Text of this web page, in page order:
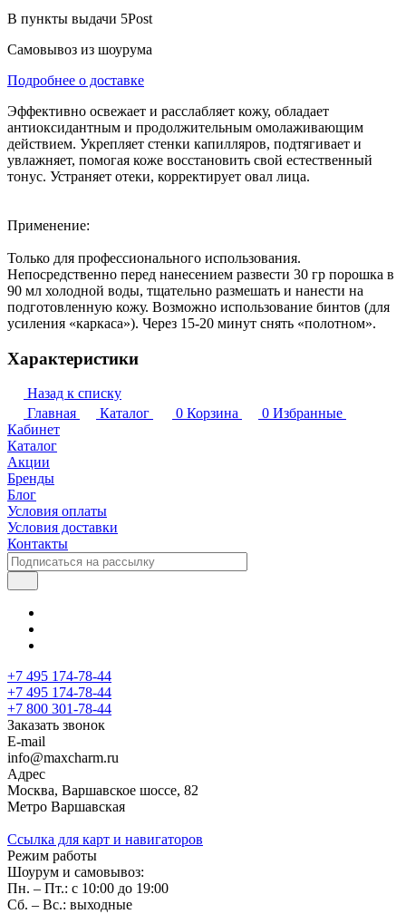
В пункты выдачи 5Post
Самовывоз из шоурума
Подробнее о доставке
Эффективно освежает и расслабляет кожу, обладает
антиоксидантным и продолжительным омолаживающим
действием. Укрепляет стенки капилляров, подтягивает и
увлажняет, помогая коже восстановить свой естественный
тонус. Устраняет отеки, корректирует овал лица.
Применение:
Только для профессионального использования.
Непосредственно перед нанесением развести 30 гр порошка в
90 мл холодной воды, тщательно размешать и нанести на
подготовленную кожу. Возможно использование бинтов (для
усиления «каркаса»). Через 15-20 минут снять «полотном».
Характеристики
Назад к списку
Главная
Каталог 0 Корзина 0 Избранные
Кабинет
Каталог
Акции
Бренды
Блог
Условия оплаты
Условия доставки
Контакты
+7 495 174-78-44
+7 495 174-78-44
+7 800 301-78-44
Заказать звонок
E-mail
info@maxcharm.ru
Адрес
Москва, Варшавское шоссе, 82
Метро Варшавская
Ссылка для карт и навигаторов
Режим работы
Шоурум и самовывоз:
Пн. – Пт.: с 10:00 до 19:00
Сб. – Вс.: выходные